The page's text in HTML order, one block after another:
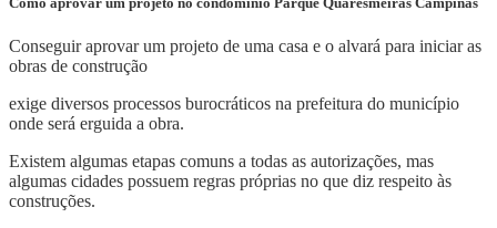
Conseguir aprovar um projeto de uma casa e o alvará para iniciar as
obras de construção
exige diversos processos burocráticos na prefeitura do município
onde será erguida a obra.
Existem algumas etapas comuns a todas as autorizações, mas
algumas cidades possuem regras próprias no que diz respeito às
construções.